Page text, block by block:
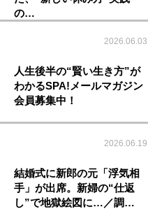
の…
2026.06.03
人生後半の“賢い生き方”が
わかるSPA!メールマガジン
会員募集中！
2026.06.19
結婚式に新郎の元「浮気相
手」が出席。新婦の“仕返
し”で地獄絵図に…／調…